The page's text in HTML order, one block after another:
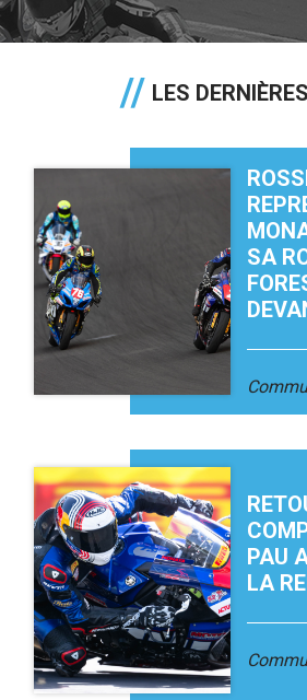
LES
SA
PAU
LA